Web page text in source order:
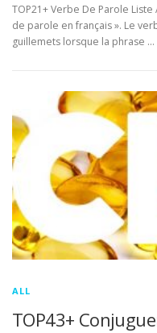
TOP21+ Verbe De Parole
de parole en français ». Le
guillemets lorsque la phrase …
ALL
TOP43+